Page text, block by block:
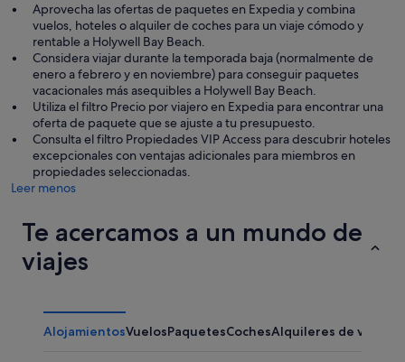
Aprovecha las ofertas de paquetes en Expedia y combina
vuelos, hoteles o alquiler de coches para un viaje cómodo y
rentable a Holywell Bay Beach.
Considera viajar durante la temporada baja (normalmente de
enero a febrero y en noviembre) para conseguir paquetes
vacacionales más asequibles a Holywell Bay Beach.
Utiliza el filtro Precio por viajero en Expedia para encontrar una
oferta de paquete que se ajuste a tu presupuesto.
Consulta el filtro Propiedades VIP Access para descubrir hoteles
excepcionales con ventajas adicionales para miembros en
propiedades seleccionadas.
Leer menos
Te acercamos a un mundo de
viajes
AlojamientosVuelosPaquetesCochesAlquileres de